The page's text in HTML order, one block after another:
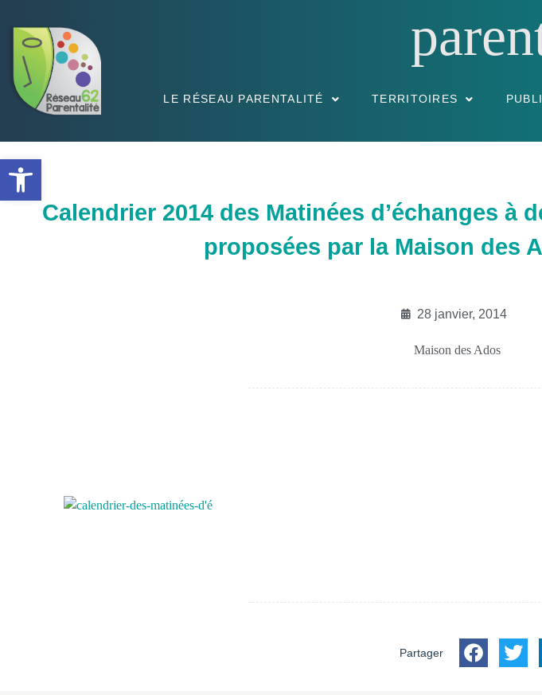
Ouvrir la barre d’outils
LE RÉSEAU PARENTALITÉ TERRITOIRES
Calendrier 2014 des Matinées d’échanges à
proposées par la Maison des
28 janvier, 2014
Maison des Ados
Partager